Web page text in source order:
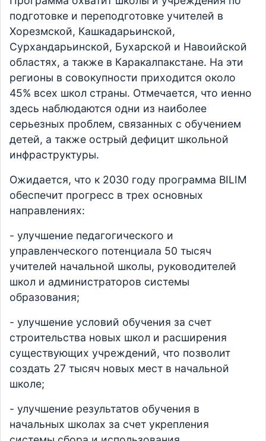
подготовке и переподготовке учителей в
Хорезмской, Кашкадарьинской,
Сурхандарьинской, Бухарской и Навоийской
областях, а также в Каракалпакстане. На эти
регионы в совокупности приходится около
45% всех школ страны. Отмечается, что иенно
здесь наблюдаются одни из наиболее
серьезных проблем, связанных с обучением
детей, а также острый дефицит школьной
инфраструктуры.
Ожидается, что к 2030 году программа BILIM
обеспечит прогресс в трех основных
направлениях:
- улучшение педагогического и
управленческого потенциала 50 тысяч
учителей начальной школы, руководителей
школ и администраторов системы
образования;
- улучшение условий обучения за счет
строительства новых школ и расширения
существующих учреждений, что позволит
создать 27 тысяч новых мест в начальной
школе;
- улучшение результатов обучения в
начальных школах за счет укрепления